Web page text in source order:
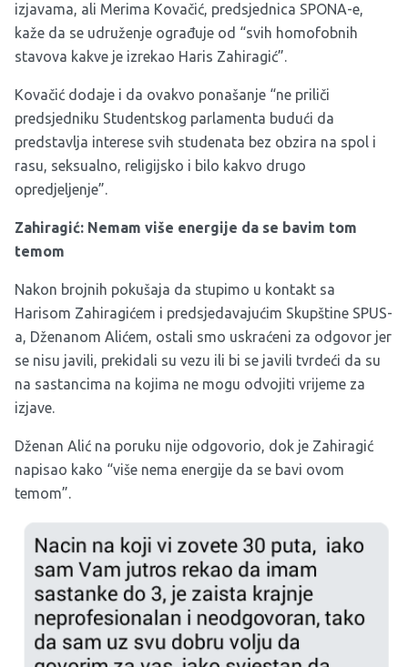
izjavama, ali Merima Kovačić, predsjednica SPONA-e,
kaže da se udruženje ograđuje od “svih homofobnih
stavova kakve je izrekao Haris Zahiragić”.
Kovačić dodaje i da ovakvo ponašanje “ne priliči
predsjedniku Studentskog parlamenta budući da
predstavlja interese svih studenata bez obzira na spol i
rasu, seksualno, religijsko i bilo kakvo drugo
opredjeljenje”.
Zahiragić: Nemam više energije da se bavim tom
temom
Nakon brojnih pokušaja da stupimo u kontakt sa
Harisom Zahiragićem i predsjedavajućim Skupštine SPUS-
a, Dženanom Alićem, ostali smo uskraćeni za odgovor jer
se nisu javili, prekidali su vezu ili bi se javili tvrdeći da su
na sastancima na kojima ne mogu odvojiti vrijeme za
izjave.
Dženan Alić na poruku nije odgovorio, dok je Zahiragić
napisao kako “više nema energije da se bavi ovom
temom”.